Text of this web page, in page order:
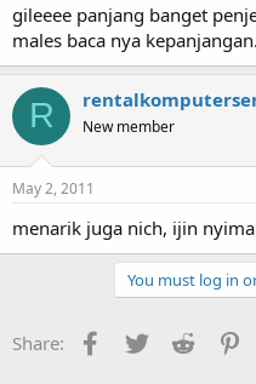
gileeee panjang banget
males baca nya
R New member
May 2, 2011
menarik juga nich, ijin
You must log in
Share: Facebook
Twitter Reddit